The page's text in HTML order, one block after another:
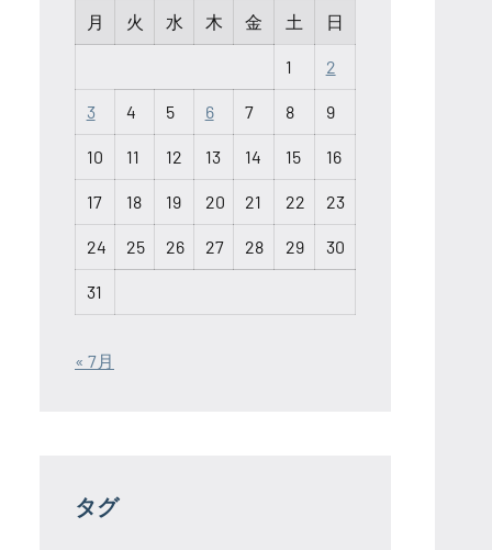
月
火 水 木 金 土 日
1 2
3 4 5 6 7 8 9
10 11 12 13 14 15 16
17 18 19 20 21 22 23
24 25 26 27 28 29 30
31
« 7月
タグ